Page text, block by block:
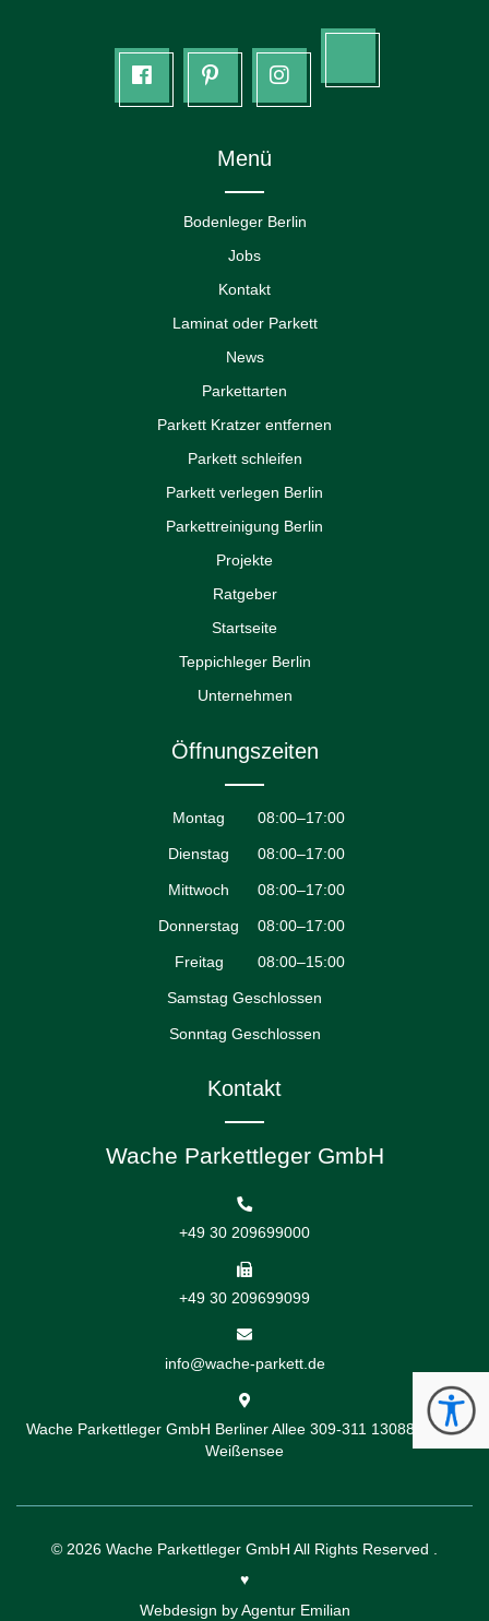
facebookPinterestInstagram
Menü
Bodenleger Berlin
Jobs
Kontakt
Laminat oder Parkett
News
Parkettarten
Parkett Kratzer entfernen
Parkett schleifen
Parkett verlegen Berlin
Parkettreinigung Berlin
Projekte
Ratgeber
Startseite
Teppichleger Berlin
Unternehmen
Öffnungszeiten
Montag 08:00–17:00
Dienstag 08:00–17:00
Mittwoch 08:00–17:00
Donnerstag 08:00–17:00
Freitag 08:00–15:00
Samstag Geschlossen
Sonntag Geschlossen
Kontakt
Wache Parkettleger GmbH
+49 30 209699000
+49 30 209699099
info@wache-parkett.de
Wache Parkettleger GmbH Berliner Allee 309-311 13088 Berlin-
Weißensee
© 2026 Wache Parkettleger GmbH All Rights Reserved .
♥️
Webdesign byAgentur Emilian